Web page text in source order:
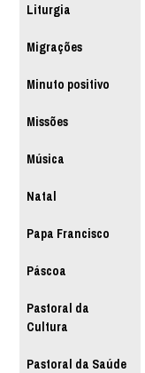
Liturgia
Migrações
Minuto positivo
Missões
Música
Natal
Papa Francisco
Páscoa
Pastoral da
Cultura
Pastoral da Saúde